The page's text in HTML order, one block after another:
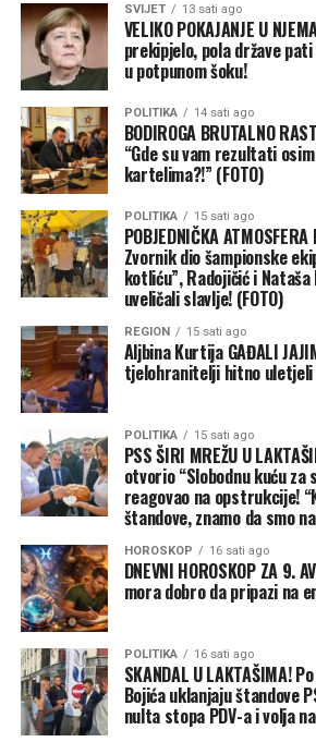
SVIJET 13 sati ago
VELIKO POKAJANJE U
prekipjelo, pola države
u potpunom šoku!
POLITIKA 14 sati ago
BODIROGA BRUTALNO
“Gde su vam rezultati
kartelima?!” (FOTO)
POLITIKA 15 sati ago
POBJEDNIČKA
Zvornik dio šampionske
kotliću”, Radojičić i
uveličali slavlje! (FOTO)
REGION 15 sati ago
Aljbina Kurtija GAĐALI
tjelohranitelji hitno uletjeli
POLITIKA 15 sati ago
PSS ŠIRI MREŽU U
otvorio “Slobodnu kuću za
reagovao na opstrukcije!
štandove, znamo da smo
HOROSKOP 16 sati ago
DNEVNI HOROSKOP ZA 9.
mora dobro da pripazi na
POLITIKA 16 sati ago
SKANDAL U LAKTAŠIMA!
Bojića uklanjaju štandove
nulta stopa PDV-a i volja